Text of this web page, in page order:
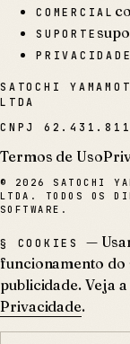
COMERCIAL
SUPORTE
SATOCHI
LTDA
CNPJ
Termos de Uso
© 2026
SATOCHI
LTDA. TODOS OS
SOFTWARE.
§ COOKIES
—
funcionamento do
publicidade. Veja a
Privacidade.